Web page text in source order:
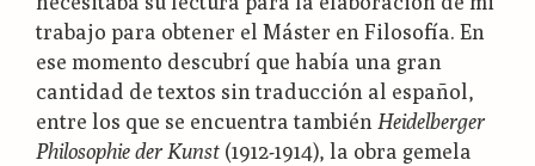
trabajo para obtener el Máster en Filosofía. En
ese momento descubrí que había una gran
cantidad de textos sin traducción al español,
entre los que se encuentra también Heidelberger
Philosophie der Kunst (1912-1914), la obra gemela